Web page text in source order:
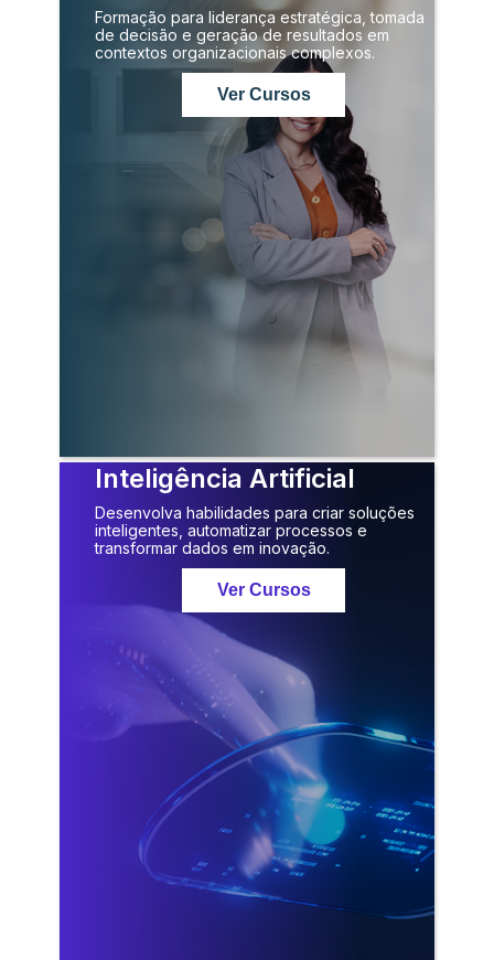
Formação para liderança estratégica, tomada
de decisão e geração de resultados em
contextos organizacionais complexos.
Ver Cursos
Inteligência Artificial
Desenvolva habilidades para criar soluções
inteligentes, automatizar processos e
transformar dados em inovação.
Ver Cursos